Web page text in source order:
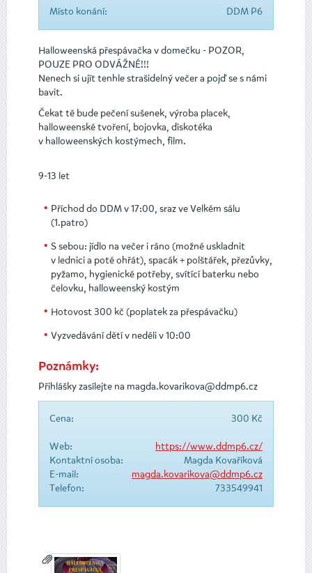
Místo konání: DDM P6
Halloweenská přespávačka v domečku - POZOR,
POUZE PRO ODVÁŽNÉ!!!
Nenech si ujít tenhle strašidelný večer a pojď se s námi
bavit.
Čekat tě bude pečení sušenek, výroba placek,
halloweenské tvoření, bojovka, diskotéka
v halloweenských kostýmech, film.
9-13 let
Příchod do DDM v 17:00, sraz ve Velkém sálu
(1.patro)
S sebou: jídlo na večer i ráno (možné uskladnit
v lednici a poté ohřát), spacák + polštářek, přezůvky,
pyžamo, hygienické potřeby, svítící baterku nebo
čelovku, halloweenský kostým
Hotovost 300 kč (poplatek za přespávačku)
Vyzvedávání dětí v neděli v 10:00
Poznámky:
Přihlášky zasílejte na magda.kovarikova@ddmp6.cz
Cena: 300 Kč
Web:
https://www.ddmp6.cz/
Kontaktní osoba:
Magda Kovaříková
E-mail:
magda.kovarikova@ddmp6.cz
Telefon:
733549941